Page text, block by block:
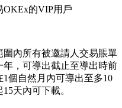
OKEx的VIP用戶
內所有被邀請人交易賬單
，可導出截止至導出時前
個自然月內可導出至多10
天內可下載。